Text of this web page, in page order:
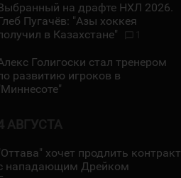
на драфте НХЛ 2026.
Пугачёв: "Азы хоккея
в Казахстане"
Голигоски стал тренером
развитию игроков в
АВГУСТА
хочет продлить контракт
нападающим Дрейком